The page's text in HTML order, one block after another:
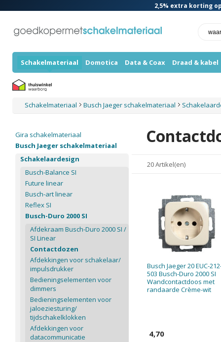
2,5% extra korting
Schakelmateriaal Domotica Data & Coax Draad & kabel
Schakelmateriaal Busch Jaeger schakelmateriaal
20 Artikel(en)
Busch Jaeger 20 EUC-
503 Busch-Duro 2000 SI
Wandcontactdoos met
randaarde Crème-wit
4,70
Gira schakelmateriaal
Busch Jaeger schakelmateriaal
Schakelaardesign
Busch-Balance SI
Future linear
Busch-art linear
Reflex SI
Busch-Duro 2000 SI
Afdekraam Busch-Duro 2000 SI /
SI Linear
Contactdozen
Afdekkingen voor schakelaar/
impulsdrukker
Bedieningselementen voor
dimmers
Bedieningselementen voor
jaloeziesturing/
tijdschakelklokken
Afdekkingen voor
datacommunicatie